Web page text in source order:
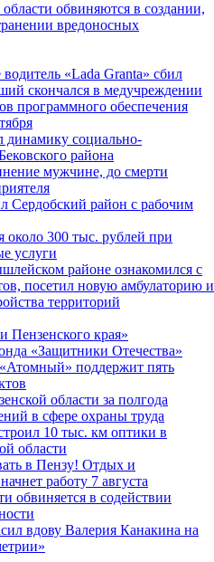
обвиняются в создании,
вредоносных
«Lada Granta» сбил
скончался в медучреждении
программного обеспечения
динамику социально-
района
мужчине, до смерти
Сердобский район с рабочим
300 тыс. рублей при
услуги
районе ознакомился с
посетил новую амбулаторию и
территорий
Пензенского края»
«Защитники Отечества»
поддержит пять
области за полгода
в сфере охраны труда
10 тыс. км оптики в
области
в Пензу! Отдых и
работу 7 августа
обвиняется в содействии
вдову Валерия Канакина на